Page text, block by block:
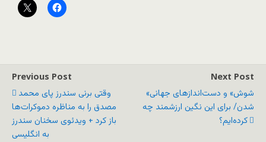
Previous Post
وقتی برنی سندرز پای محمد
مصدق را به مناظره دموکرات‌ها
باز کرد + ویدئوی سخنان سندرز
به انگلیسی
Next Post
«شوش» و دست‌اندازهای جهانی
شدن/ برای این نگین ارزشمند چه
کرده‌ایم؟